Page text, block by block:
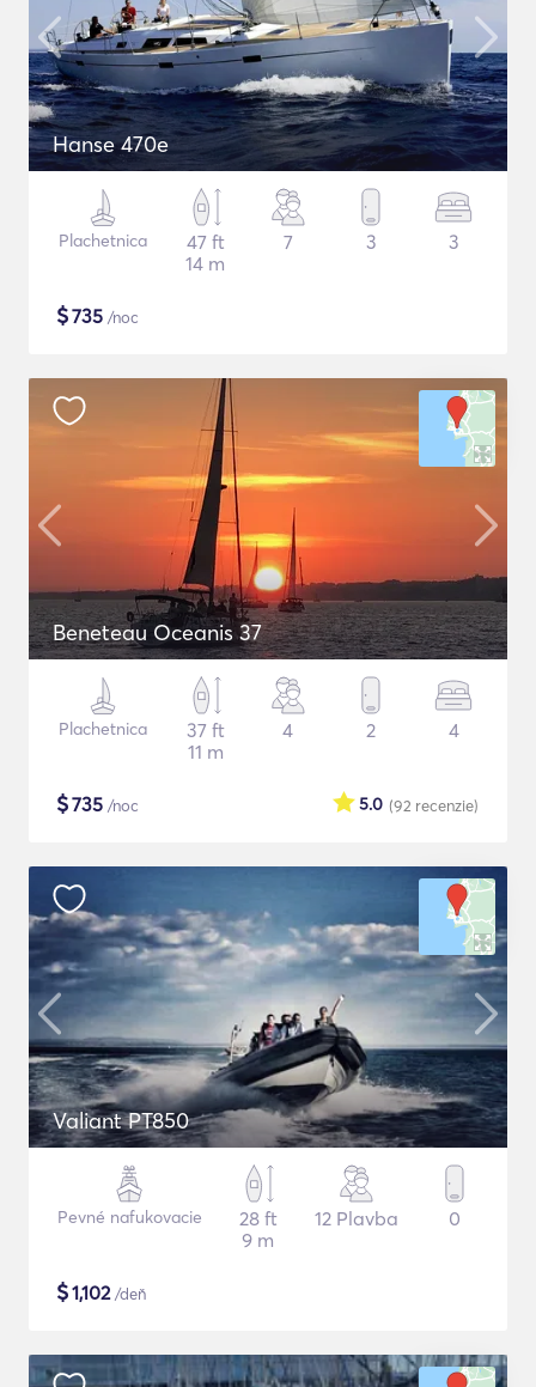
Hanse 470e
Plachetnica
47 ft
14 m
7 3 3
$735 /noc
Beneteau Oceanis 37
Plachetnica
37 ft
11 m
4 2 4
$735 /noc (92 recenzie)
5.0
Valiant PT850
Pevné nafukovacie
28 ft
9 m
12 Plavba 0
$1,102/deň